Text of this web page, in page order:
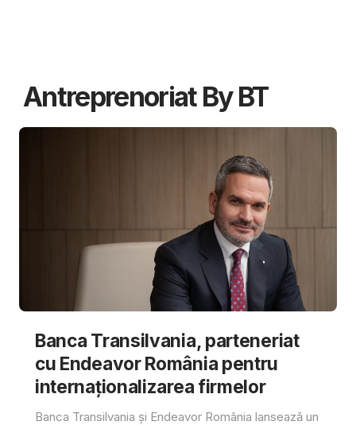
Antreprenoriat By BT
Banca Transilvania, parteneriat
cu Endeavor România pentru
internaționalizarea firmelor
Banca Transilvania și Endeavor România lansează un